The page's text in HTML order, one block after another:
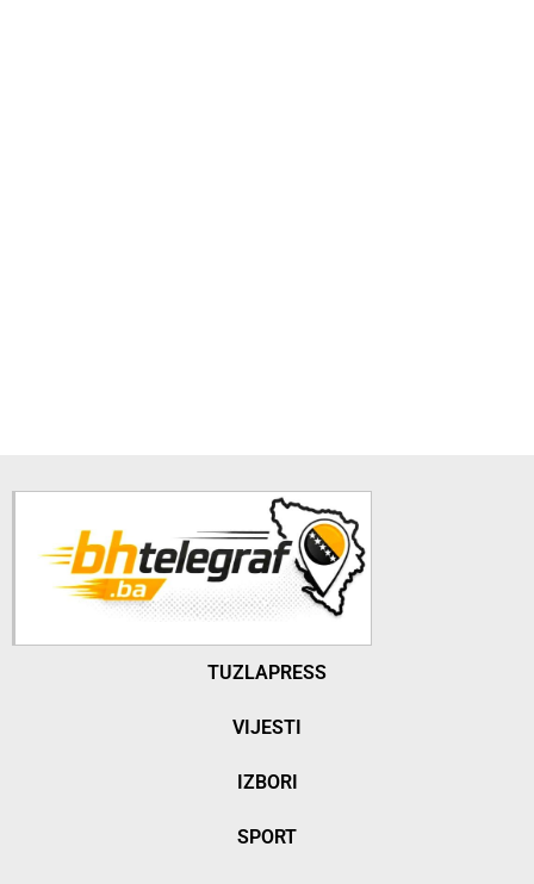
TUZLAPRESS
VIJESTI
IZBORI
SPORT